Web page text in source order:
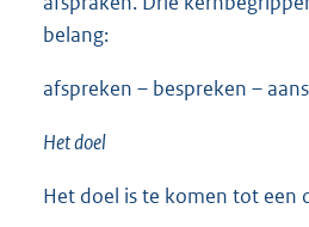
belang:
afspreken – bespreken –
Het doel
Het doel is te komen tot een